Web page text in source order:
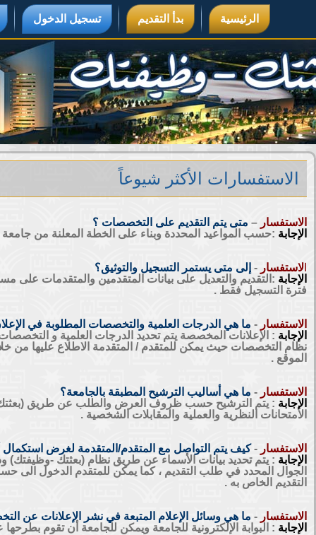
الرئيسية بدأ التقديم تسجيل الدخول
الاستفسارات الأكثر شيوعاً
الاستفسار – متى يتم التقديم على التخصصات ؟
الإجابة :حسب المواعيد المحددة وبناء على الخطة المعلنة من
لاستفسار - إلى متى يستمر التسجيل والتوثيق؟
الإجابة :التقديم والتعديل على بيانات المتقدمين والمتقدمات
فترة التسجيل فقط .
الاستفسار - ما هي الدرجات العلمية والتخصصات المطلوبة في
الإجابة : الإعلانات المخصصة يتم تحديد الدرجات العلمية و
نظام التخصصات حيث يمكن للمتقدم / المتقدمة الاطلاع عليها من
الموقع .
الاستفسار - ما هي أساليب الترشيح المطبقة بالجامعة؟
الإجابة : يتم الترشيح حسب ظروف العرض والطلب عن طريق
الامتحانات النظرية والعملية والمقابلات الشخصية .
الاستفسار -كيف يتم التواصل مع المتقدم/المتقدمة لغرض
الإجابة : يتم تحديد بيانات الأسماء عن طريق نظام (بعثتك -وظيفتك)
الجوال المحدد في طلب التقديم ، كما يمكن للمتقدم الدخول الى
التقديم الخاص به .
الاستفسار - ما هي وسائل الإعلام المتبعة في نشر الإعلانات عن
الإجابة : البوابة الإلكترونية للجامعة ويمكن للجامعة أن تقوم